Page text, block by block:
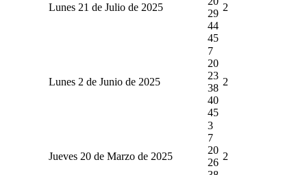
Lunes 21 de Julio de 2025
29
44
45
2
Lunes 2 de Junio de 2025
7
20
23
38
40
45
2
Jueves 20 de Marzo de 2025
3
7
20
26
2